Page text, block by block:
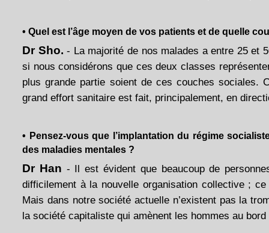
• Quel est l’âge moyen de vos patients et de quelle
Dr Sho. - La majorité de nos malades a entre 25 et
si nous considérons que ces deux classes
plus grande partie soient de ces couches sociales.
grand effort sanitaire est fait, principalement, en
• Pensez-vous que l’implantation du régime
des maladies mentales ?
Dr Han - Il est évident que beaucoup de
difficilement à la nouvelle organisation collective ;
Mais dans notre société actuelle n’existent pas la
la société capitaliste qui amènent les hommes au bord